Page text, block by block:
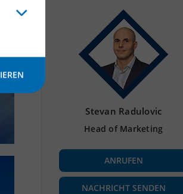
Stevan Radulovic
Head of Marketing
ANRUFEN
NACHRICHT SENDEN